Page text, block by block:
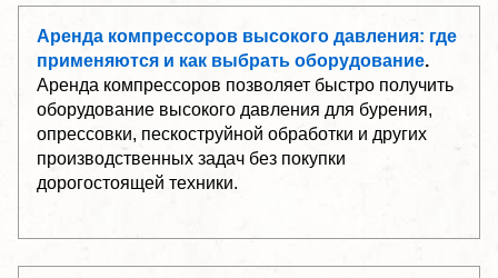
Аренда компрессоров высокого давления: где
применяются и как выбрать оборудование.
Аренда компрессоров позволяет быстро получить
оборудование высокого давления для бурения,
опрессовки, пескоструйной обработки и других
производственных задач без покупки
дорогостоящей техники.